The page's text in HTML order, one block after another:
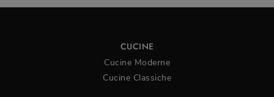
CUCINE
Cucine Moderne
Cucine Classiche